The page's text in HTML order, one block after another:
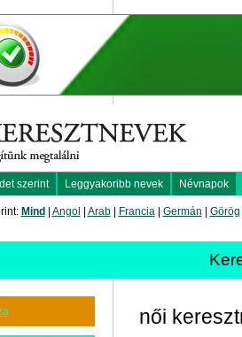
szerint Leggyakoribb nevek Névnapok
Mind Angol Arab| Francia| Germán Görög
női